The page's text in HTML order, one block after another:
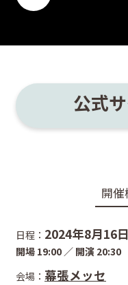
公式
開催
日程： 2024年8月16
開場 19:00 ／ 開演 20:30
会場： 幕張メッセ